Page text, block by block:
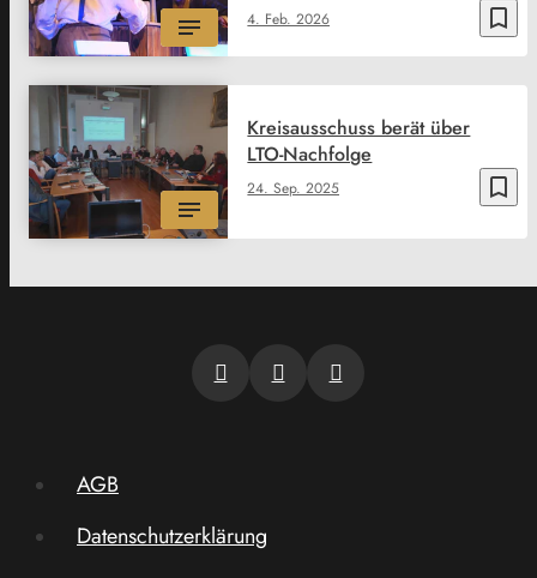
bookmark_border
4. Feb. 2026
bookmark_border
24. Sep. 2025
Kreisausschuss berät über
LTO-Nachfolge
AGB
Datenschutzerklärung